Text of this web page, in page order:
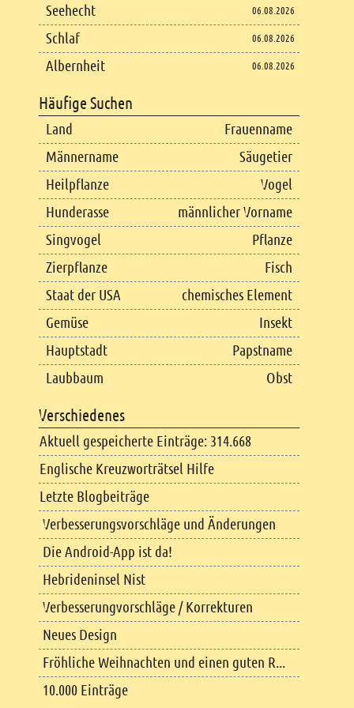
Seehecht 06.08.2026
Schlaf 06.08.2026
Albernheit 06.08.2026
Häufige Suchen
Land
Frauenname
Männername
Säugetier
Heilpflanze
Vogel
Hunderasse
männlicher Vorname
Singvogel
Pflanze
Zierpflanze
Fisch
Staat der USA
chemisches Element
Gemüse
Insekt
Hauptstadt
Papstname
Laubbaum
Obst
Verschiedenes
Aktuell gespeicherte Einträge: 314.668
Englische Kreuzworträtsel Hilfe
Letzte Blogbeiträge
Verbesserungsvorschläge und Änderungen
Die Android-App ist da!
Hebrideninsel Nist
Verbesserungvorschläge / Korrekturen
Neues Design
Fröhliche Weihnachten und einen guten R...
10.000 Einträge